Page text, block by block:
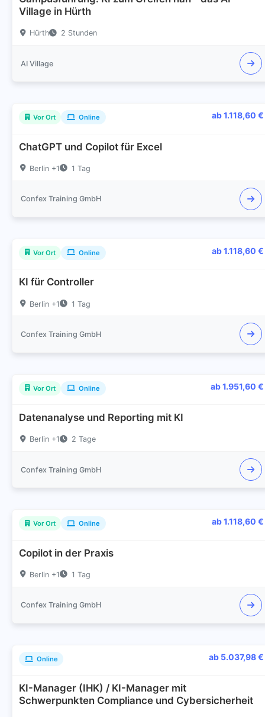
Village in Hürth
Hürth 2 Stunden
AI Village
Vor Ort Online ab 1.118,60 €
ChatGPT und Copilot für Excel
Berlin +1 1 Tag
Confex Training GmbH
Vor Ort Online ab 1.118,60 €
KI für Controller
Berlin +1 1 Tag
Confex Training GmbH
Vor Ort Online ab 1.951,60 €
Datenanalyse und Reporting mit KI
Berlin +1 2 Tage
Confex Training GmbH
Vor Ort Online ab 1.118,60 €
Copilot in der Praxis
Berlin +1 1 Tag
Confex Training GmbH
Online ab 5.037,98 €
KI-Manager (IHK) / KI-Manager mit
Schwerpunkten Compliance und Cybersicherheit